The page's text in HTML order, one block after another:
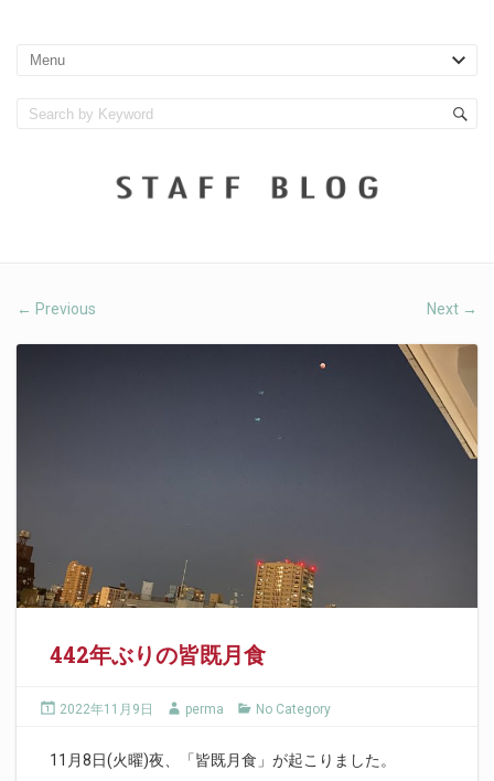
← Previous Next →
442年ぶりの皆既月食
2022年11月9日 perma No Category
11月8日(火曜)夜、「皆既月食」が起こりました。